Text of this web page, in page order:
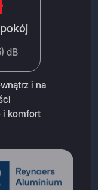
dB
i na
i komfort